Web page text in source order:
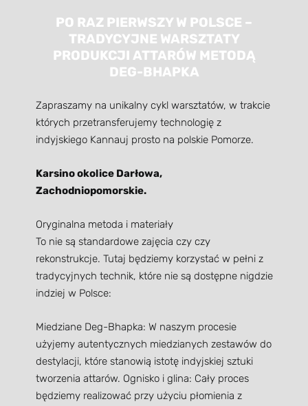
PO RAZ PIERWSZY W POLSCE –
TRADYCYJNE WARSZTATY
PRODUKCJI ATTARÓW METODĄ
DEG-BHAPKA
Zapraszamy na unikalny cykl warsztatów, w trakcie
których przetransferujemy technologię z
indyjskiego Kannauj prosto na polskie Pomorze.
Karsino okolice Darłowa,
Zachodniopomorskie.
Oryginalna metoda i materiały
To nie są standardowe zajęcia czy czy
rekonstrukcje. Tutaj będziemy korzystać w pełni z
tradycyjnych technik, które nie są dostępne nigdzie
indziej w Polsce:
Miedziane Deg-Bhapka: W naszym procesie
użyjemy autentycznych miedzianych zestawów do
destylacji, które stanowią istotę indyjskiej sztuki
tworzenia attarów. Ognisko i glina: Cały proces
będziemy realizować przy użyciu płomienia z